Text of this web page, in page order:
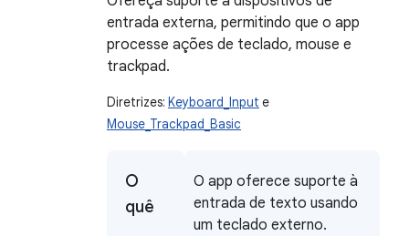
entrada externa, permitindo que o app
processe ações de teclado, mouse e
trackpad.
Diretrizes: Keyboard_Input e
Mouse_Trackpad_Basic
O
quê
O app oferece suporte à
entrada de texto usando
um teclado externo.